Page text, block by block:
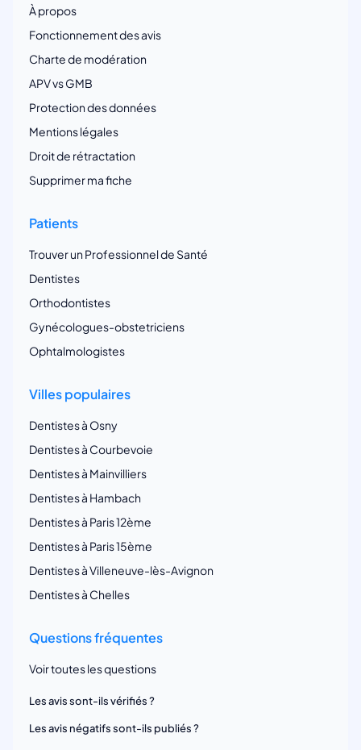
À propos
Fonctionnement des avis
Charte de modération
APV vs GMB
Protection des données
Mentions légales
Droit de rétractation
Supprimer ma fiche
Patients
Trouver un Professionnel de Santé
Dentistes
Orthodontistes
Gynécologues-obstetriciens
Ophtalmologistes
Villes populaires
Dentistes à Osny
Dentistes à Courbevoie
Dentistes à Mainvilliers
Dentistes à Hambach
Dentistes à Paris 12ème
Dentistes à Paris 15ème
Dentistes à Villeneuve-lès-Avignon
Dentistes à Chelles
Questions fréquentes
Voir toutes les questions
Les avis sont-ils vérifiés ?
Les avis négatifs sont-ils publiés ?